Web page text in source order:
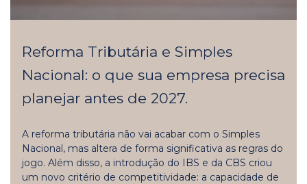
Reforma Tributária e Simples
Nacional: o que sua empresa precisa
planejar antes de 2027.
A reforma tributária não vai acabar com o Simples
Nacional, mas altera de forma significativa as regras do
jogo. Além disso, a introdução do IBS e da CBS criou
um novo critério de competitividade: a capacidade de